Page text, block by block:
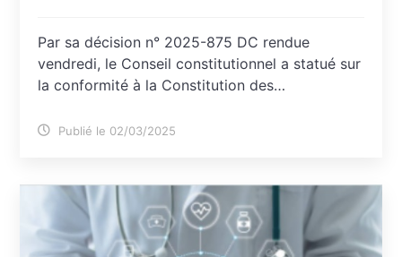
Par sa décision n° 2025-875 DC rendue
vendredi, le Conseil constitutionnel a statué sur
la conformité à la Constitution des…
Publié le 02/03/2025